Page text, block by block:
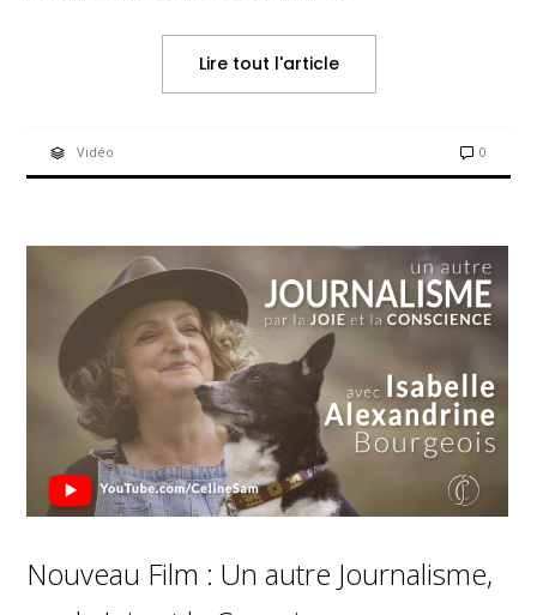
Lire tout l'article
Vidéo 0
Nouveau Film : Un autre Journalisme,